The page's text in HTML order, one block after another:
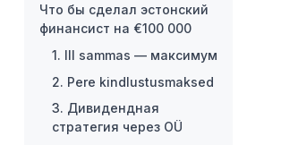
Что бы сделал эстонский
финансист на €100 000
1. III sammas — максимум
2. Pere kindlustusmaksed
3. Дивидендная
стратегия через OÜ